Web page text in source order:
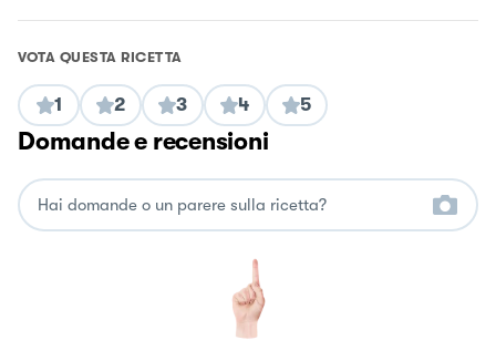
VOTA QUESTA RICETTA
1 2 3 4 5
Domande e recensioni